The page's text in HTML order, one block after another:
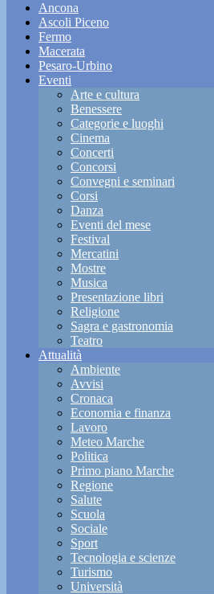
Ancona
Ascoli Piceno
Fermo
Macerata
Pesaro-Urbino
Eventi
Arte e cultura
Benessere
Categorie e luoghi
Cinema
Concerti
Concorsi
Convegni e seminari
Corsi
Danza
Eventi del mese
Festival
Mercatini
Mostre
Musica
Presentazione libri
Religione
Sagra e gastronomia
Teatro
Attualità
Ambiente
Avvisi
Cronaca
Economia e finanza
Lavoro
Meteo Marche
Politica
Primo piano Marche
Regione
Salute
Scuola
Sociale
Sport
Tecnologia e scienze
Turismo
Università